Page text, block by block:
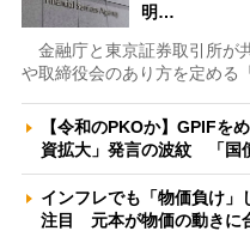
明…
金融庁と東京証券取引所が
や取締役会のあり方を定める
【令和のPKOか】GPIFを
資拡大」発言の波紋 「国
インフレでも「物価負け」
注目 元本が物価の動きに